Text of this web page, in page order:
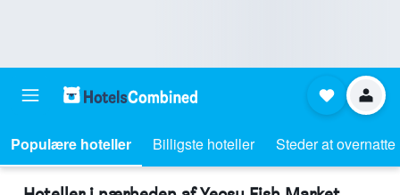
Populære hoteller Billigste hoteller Steder at overnatte